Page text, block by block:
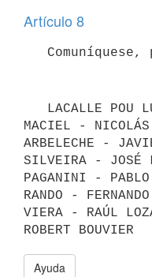
Artículo 8
MACIEL -
ARBELECHE -
SILVEIRA - JOSÉ
PAGANINI -
RANDO -
VIERA - RAÚL
ROBERT BOUVIER
Ayuda